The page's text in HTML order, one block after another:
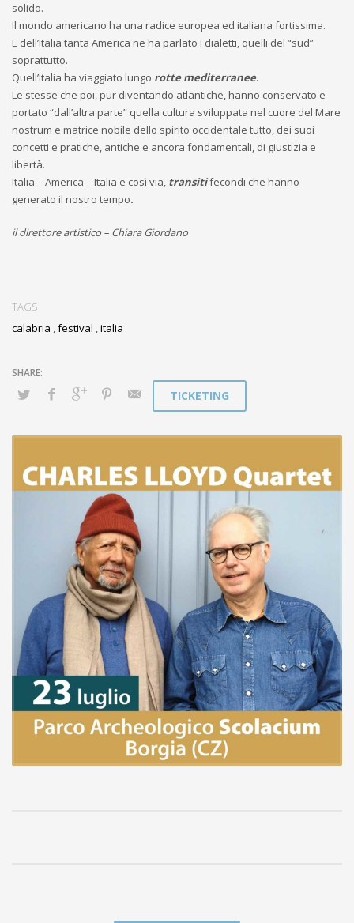
solido.
Il mondo americano ha una radice europea ed italiana fortissima.
E dell’Italia tanta America ne ha parlato i dialetti, quelli del “sud”
soprattutto.
Quell’Italia ha viaggiato lungo rotte mediterranee.
Le stesse che poi, pur diventando atlantiche, hanno conservato e
portato “dall’altra parte” quella cultura sviluppata nel cuore del Mare
nostrum e matrice nobile dello spirito occidentale tutto, dei suoi
concetti e pratiche, antiche e ancora fondamentali, di giustizia e
libertà.
Italia – America – Italia e così via, transitifecondi che hanno
generato il nostro tempo.
il direttore artistico – Chiara Giordano
TAGS
calabria ,festival ,italia
TICKETING